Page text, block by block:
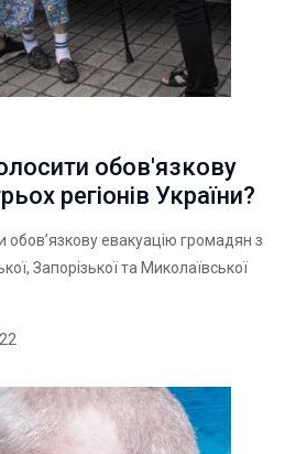
обов'язкову
регіонів України?
обов’язкову евакуацію громадян з
Запорізької та Миколаївської